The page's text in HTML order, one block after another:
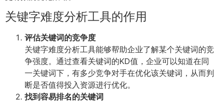
关键字难度分析工具的作用
评估关键词的竞争度
关键字难度分析工具能够帮助企业了解某个关键词的竞
争强度。通过查看关键词的KD值，企业可以知道在同
一关键词下，有多少竞争对手在优化该关键词，从而判
断是否值得投入资源进行优化。
找到容易排名的关键词